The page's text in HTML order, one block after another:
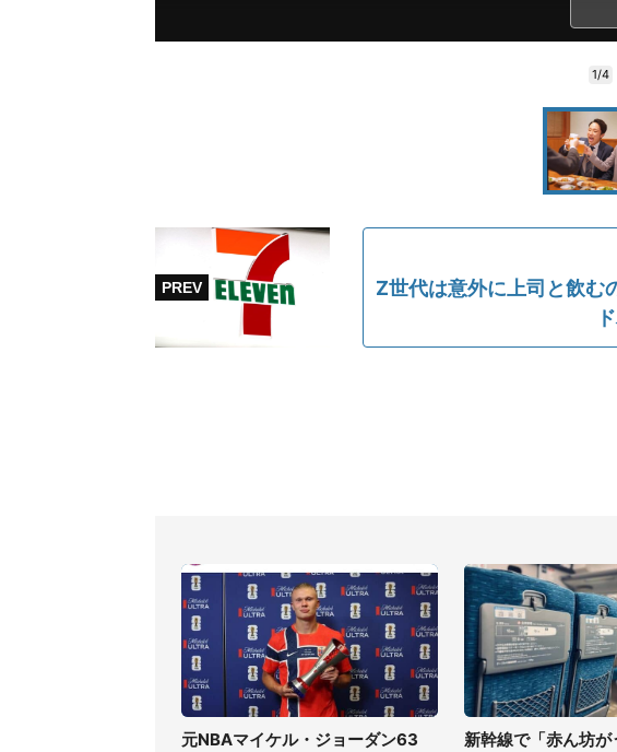
1/4
Z世代は意外に上司と飲
元NBAマイケル・ジョーダン63
新幹線で「赤ん坊